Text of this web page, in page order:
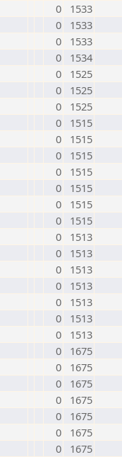
0
1533
0
1533
0
1533
0
1534
0
1525
0
1525
0
1525
0
1515
0
1515
0
1515
0
1515
0
1515
0
1515
0
1515
0
1513
0
1513
0
1513
0
1513
0
1513
0
1513
0
1513
0
1675
0
1675
0
1675
0
1675
0
1675
0
1675
0
1675